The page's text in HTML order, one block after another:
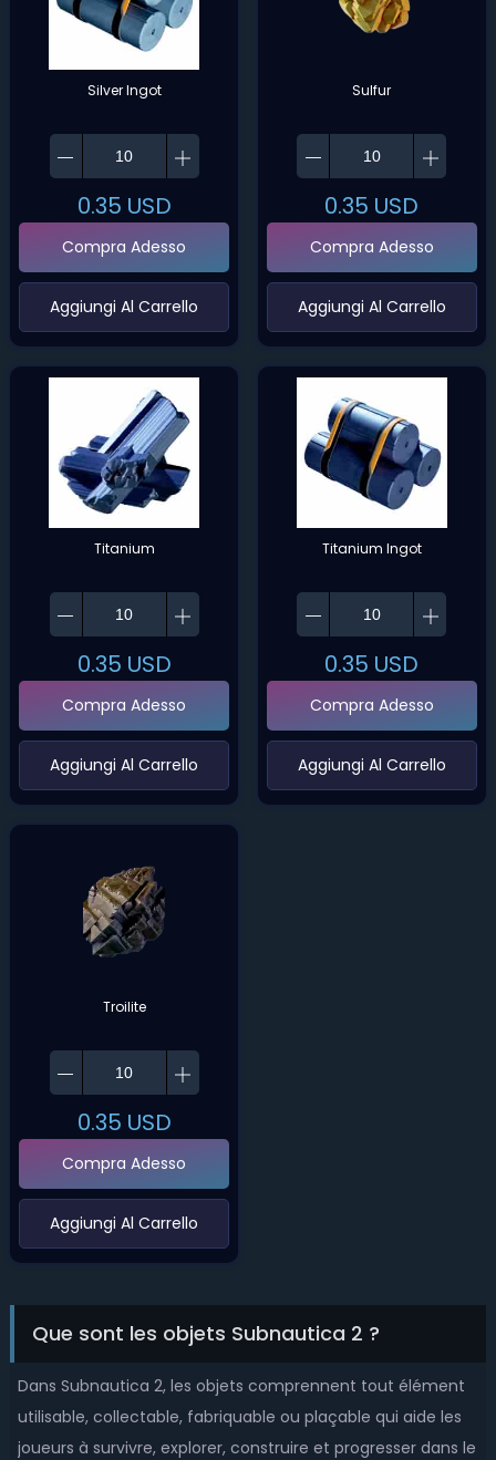
Silver Ingot
0.35 USD
Compra Adesso
‌Aggiungi Al Carrello‌
Sulfur
0.35 USD
Compra Adesso
‌Aggiungi Al Carrello‌
Titanium
0.35 USD
Compra Adesso
‌Aggiungi Al Carrello‌
Titanium Ingot
0.35 USD
Compra Adesso
‌Aggiungi Al Carrello‌
Troilite
0.35 USD
Compra Adesso
‌Aggiungi Al Carrello‌
Que sont les objets Subnautica 2 ?
Dans Subnautica 2, les objets comprennent tout élément
utilisable, collectable, fabriquable ou plaçable qui aide les
joueurs à survivre, explorer, construire et progresser dans le